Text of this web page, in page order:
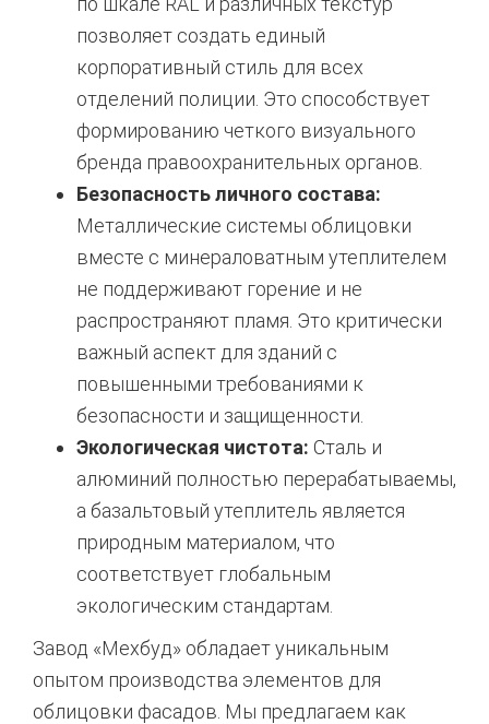
позволяет создать единый
корпоративный стиль для всех
отделений полиции. Это способствует
формированию четкого визуального
бренда правоохранительных органов.
Безопасность личного состава:
Металлические системы облицовки
вместе с минераловатным утеплителем
не поддерживают горение и не
распространяют пламя. Это критически
важный аспект для зданий с
повышенными требованиями к
безопасности и защищенности.
Экологическая чистота: Сталь и
алюминий полностью перерабатываемы,
а базальтовый утеплитель является
природным материалом, что
соответствует глобальным
экологическим стандартам.
Завод «Мехбуд» обладает уникальным
опытом производства элементов для
облицовки фасадов. Мы предлагаем как